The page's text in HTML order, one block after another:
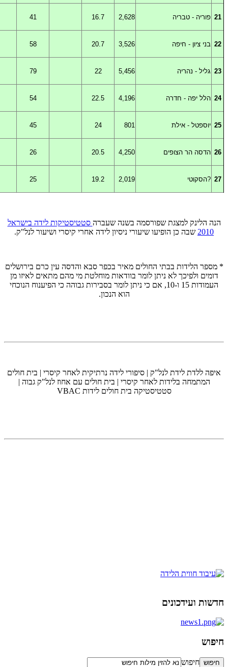
21 פוריה - טבריה 2,628
16.7
41
22 בני ציון - חיפה 3,526
20.7
58
23 גליל - נהריה 5,456
22
79
24 הלל יפה - חדרה 4,196
22.5
54
25 יוספטל - אילת 801
24
45
26 הדסה הר הצופים 4,250
20.5
26
27
?הסקוטי 2,019
19.2
25
הנה הלינק למצגת שפורסמה בשנה שעברה סטטיסטיקות לידה בישראל
2010 שבה כן הופיעו שיעורי ניסיון לידה אחרי קיסרי ושיעור לנל"ק.
* מספר הלידות בבתי החולים מאיר בכפר סבא והדסה עין כרם בירושלים
דומים ולפיכך לא ניתן לומר בוודאות מוחלטת מי מהם מתאים לאיזו מן
העמודות 15 ו-10, אם כי ניתן לומר בסבירות גבוהה כי הפיענוח הנוכחי
הוא הנכון.
איפה ללדת לידת לנל"ק | סיפורי לידה נרתיקית לאחר קיסרי | בית חולים
המתמחה בלידות לאחר קיסרי | בית חולים עם אחוז לנל"ק גבוה |
סטטיסטיקה בית חולים לידות VBAC
חדשות ועידכונים
חיפוש
חיפוש